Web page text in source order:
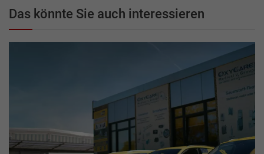
Das könnte Sie auch interessieren